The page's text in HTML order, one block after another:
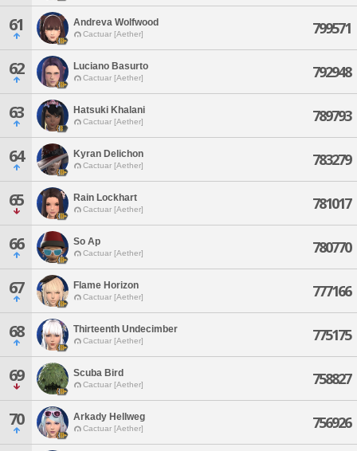
61 Andreva Wolfwood
Cactuar [Aether] 799571
62 Luciano Basurto
Cactuar [Aether] 792948
63 Hatsuki Khalani
Cactuar [Aether] 789793
64 Kyran Delichon
Cactuar [Aether] 783279
65 Rain Lockhart
Cactuar [Aether] 781017
66 So Ap
Cactuar [Aether] 780770
67 Flame Horizon
Cactuar [Aether] 777166
68 Thirteenth Undecimber
Cactuar [Aether] 775175
69 Scuba Bird
Cactuar [Aether] 758827
70 Arkady Hellweg
Cactuar [Aether] 756926